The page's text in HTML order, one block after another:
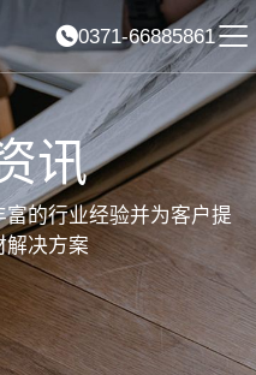
0371-66885861
讯
的行业经验并为客户提
解决方案